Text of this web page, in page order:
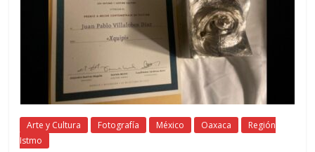
Arte y Cultura Fotografía México Oaxaca
Región
Istmo